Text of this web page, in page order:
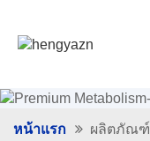
หน้าแรก ผลิตภัณฑ์